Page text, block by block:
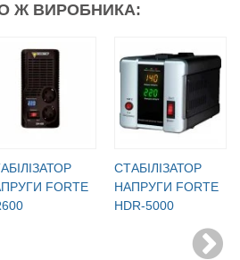
Ж ВИРОБНИКА:
FORTE
CТАБІЛІЗАТОР
НАПРУГИ FORTE
HDR-5000